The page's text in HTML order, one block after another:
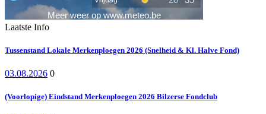
Laatste Info
Tussenstand Lokale Merkenploegen 2026 (Snelheid & Kl. Halve Fond)
03.08.2026 0
(Voorlopige) Eindstand Merkenploegen 2026 Bilzerse Fondclub